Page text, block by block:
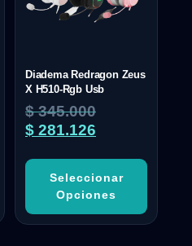
Diadema Redragon Zeus
X H510-Rgb Usb
$345.000
$ 281.126
Seleccionar
Opciones